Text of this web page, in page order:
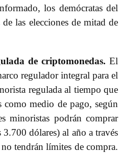
los demócratas del
las elecciones de mitad de
de criptomonedas. El
regulador integral para el
regulada al tiempo que
medio de pago, según
minoristas podrán comprar
dólares) al año a través
tendrán límites de compra.